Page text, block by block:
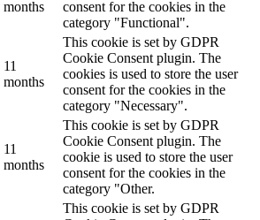
months
consent for the cookies in the
category "Functional".
11
months
This cookie is set by GDPR
Cookie Consent plugin. The
cookies is used to store the user
consent for the cookies in the
category "Necessary".
11
months
This cookie is set by GDPR
Cookie Consent plugin. The
cookie is used to store the user
consent for the cookies in the
category "Other.
This cookie is set by GDPR